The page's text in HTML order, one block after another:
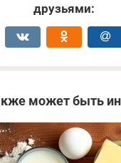
друзьями:
может быть